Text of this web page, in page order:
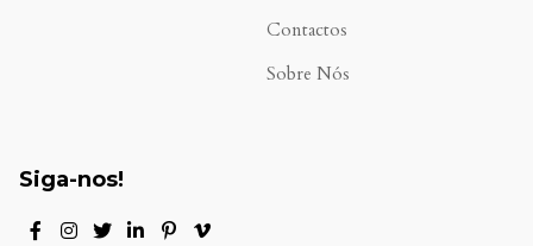
Contactos
Sobre Nós
Siga-nos!